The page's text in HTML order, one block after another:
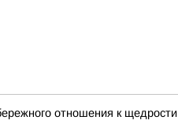
отношения к щедрости